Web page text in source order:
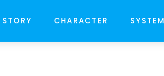
STORY CHARACTER SYSTEM